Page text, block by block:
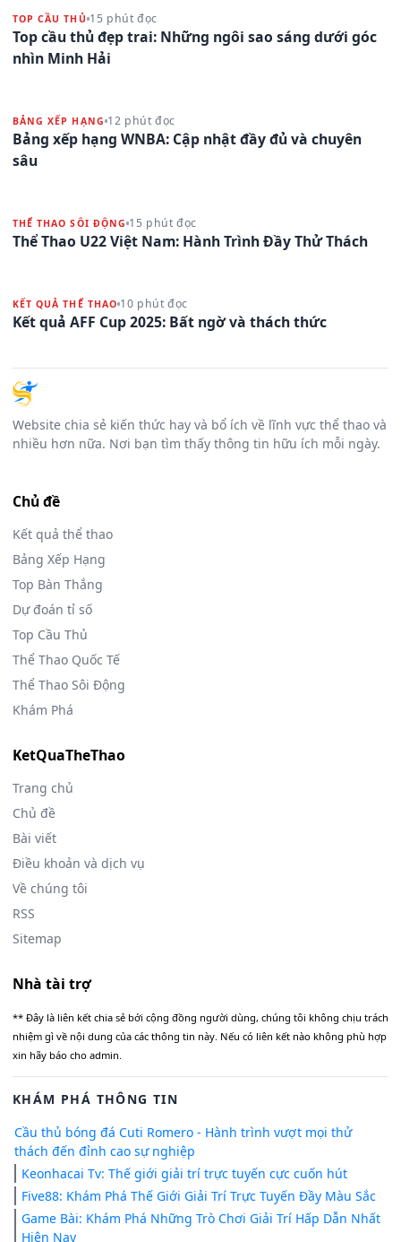
TOP CẦU THỦ 15 phút đọc
Top cầu thủ đẹp trai: Những ngôi sao sáng dưới góc
nhìn Minh Hải
BẢNG XẾP HẠNG 12 phút đọc
Bảng xếp hạng WNBA: Cập nhật đầy đủ và chuyên
sâu
THỂ THAO SÔI ĐỘNG 15 phút đọc
Thể Thao U22 Việt Nam: Hành Trình Đầy Thử Thách
KẾT QUẢ THỂ THAO 10 phút đọc
Kết quả AFF Cup 2025: Bất ngờ và thách thức
Website chia sẻ kiến thức hay và bổ ích về lĩnh vực thể thao và
nhiều hơn nữa. Nơi bạn tìm thấy thông tin hữu ích mỗi ngày.
Chủ đề
Kết quả thể thao
Bảng Xếp Hạng
Top Bàn Thắng
Dự đoán tỉ số
Top Cầu Thủ
Thể Thao Quốc Tế
Thể Thao Sôi Động
Khám Phá
KetQuaTheThao
Trang chủ
Chủ đề
Bài viết
Điều khoản và dịch vụ
Về chúng tôi
RSS
Sitemap
Nhà tài trợ
** Đây là liên kết chia sẻ bới cộng đồng người dùng, chúng tôi không chịu trách
nhiệm gì về nội dung của các thông tin này. Nếu có liên kết nào không phù hợp
xin hãy báo cho admin.
KHÁM PHÁ THÔNG TIN
Cầu thủ bóng đá Cuti Romero - Hành trình vượt mọi thử
thách đến đỉnh cao sự nghiệp
Keonhacai Tv: Thế giới giải trí trực tuyến cực cuốn hút
Five88: Khám Phá Thế Giới Giải Trí Trực Tuyến Đầy Màu Sắc
Game Bài: Khám Phá Những Trò Chơi Giải Trí Hấp Dẫn Nhất
Hiện Nay